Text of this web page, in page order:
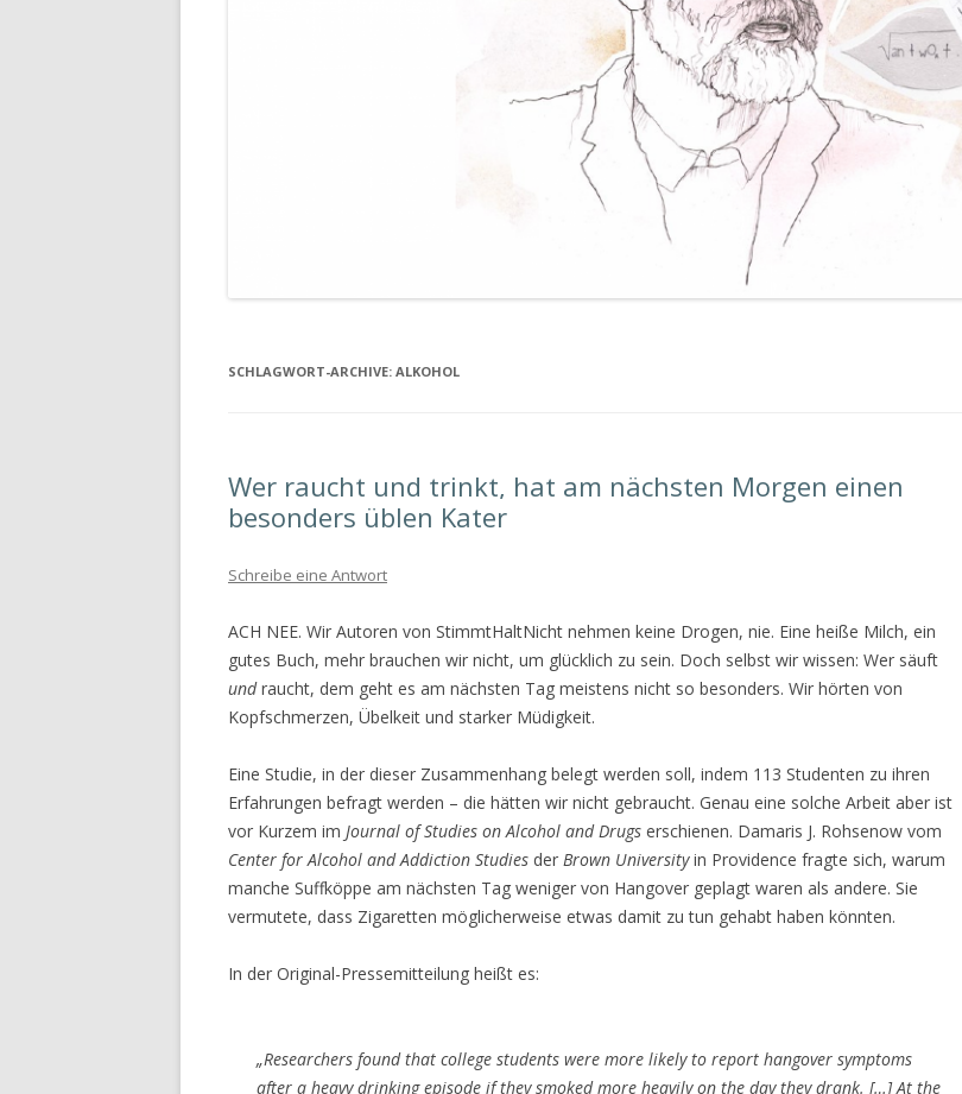
SCHLAGWORT-ARCHIVE: ALKOHOL
Wer raucht und trinkt, hat am nächsten Morgen einen
besonders üblen Kater
Schreibe eine Antwort
ACH NEE. Wir Autoren von StimmtHaltNicht nehmen keine Drogen, nie. Eine heiße Milch, ein
gutes Buch, mehr brauchen wir nicht, um glücklich zu sein. Doch selbst wir wissen: Wer säuft
undraucht, dem geht es am nächsten Tag meistens nicht so besonders. Wir hörten von
Kopfschmerzen, Übelkeit und starker Müdigkeit.
Eine Studie, in der dieser Zusammenhang belegt werden soll, indem 113 Studenten zu ihren
Erfahrungen befragt werden – die hätten wir nicht gebraucht. Genau eine solche Arbeit aber ist
vor Kurzem im Journal of Studies on Alcohol and Drugs erschienen. Damaris J. Rohsenow vom
Center for Alcohol and Addiction Studies der Brown Universityin Providence fragte sich, warum
manche Suffköppe am nächsten Tag weniger von Hangover geplagt waren als andere. Sie
vermutete, dass Zigaretten möglicherweise etwas damit zu tun gehabt haben könnten.
In der Original-Pressemitteilung heißt es:
„Researchers found that college students were more likely to report hangover symptoms
after a heavy drinking episode if they smoked more heavily on the day they drank. […] At the